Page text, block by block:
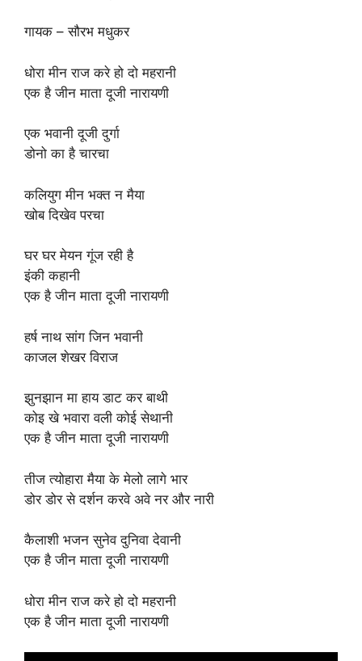
गायक – सौरभ मधुकर
धोरा मीन राज करे हो दो महरानी
एक है जीन माता दूजी नारायणी
एक भवानी दूजी दुर्गा
डोनो का है चारचा
कलियुग मीन भक्त न मैया
खोब दिखेव परचा
घर घर मेयन गूंज रही है
इंकी कहानी
एक है जीन माता दूजी नारायणी
हर्ष नाथ सांग जिन भवानी
काजल शेखर विराज
झुनझान मा हाय डाट कर बाथी
कोइ खे भवारा वली कोई सेथानी
एक है जीन माता दूजी नारायणी
तीज त्योहारा मैया के मेलो लागे भार
डोर डोर से दर्शन करवे अवे नर और नारी
कैलाशी भजन सुनेव दुनिवा देवानी
एक है जीन माता दूजी नारायणी
धोरा मीन राज करे हो दो महरानी
एक है जीन माता दूजी नारायणी